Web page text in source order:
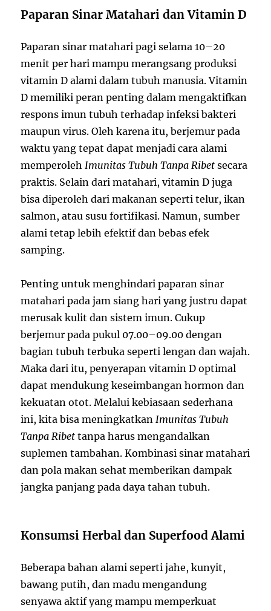
Paparan Sinar Matahari dan Vitamin D
Paparan sinar matahari pagi selama 10–20
menit per hari mampu merangsang produksi
vitamin D alami dalam tubuh manusia. Vitamin
D memiliki peran penting dalam mengaktifkan
respons imun tubuh terhadap infeksi bakteri
maupun virus. Oleh karena itu, berjemur pada
waktu yang tepat dapat menjadi cara alami
memperoleh Imunitas Tubuh Tanpa Ribet secara
praktis. Selain dari matahari, vitamin D juga
bisa diperoleh dari makanan seperti telur, ikan
salmon, atau susu fortifikasi. Namun, sumber
alami tetap lebih efektif dan bebas efek
samping.
Penting untuk menghindari paparan sinar
matahari pada jam siang hari yang justru dapat
merusak kulit dan sistem imun. Cukup
berjemur pada pukul 07.00–09.00 dengan
bagian tubuh terbuka seperti lengan dan wajah.
Maka dari itu, penyerapan vitamin D optimal
dapat mendukung keseimbangan hormon dan
kekuatan otot. Melalui kebiasaan sederhana
ini, kita bisa meningkatkan Imunitas Tubuh
Tanpa Ribet tanpa harus mengandalkan
suplemen tambahan. Kombinasi sinar matahari
dan pola makan sehat memberikan dampak
jangka panjang pada daya tahan tubuh.
Konsumsi Herbal dan Superfood Alami
Beberapa bahan alami seperti jahe, kunyit,
bawang putih, dan madu mengandung
senyawa aktif yang mampu memperkuat